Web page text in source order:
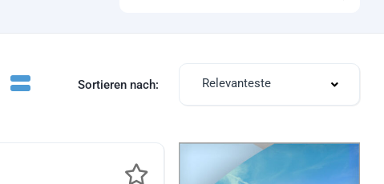
Sortieren nach: Relevanteste